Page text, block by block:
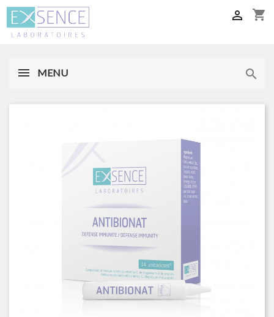
shopping_cart

MENU 